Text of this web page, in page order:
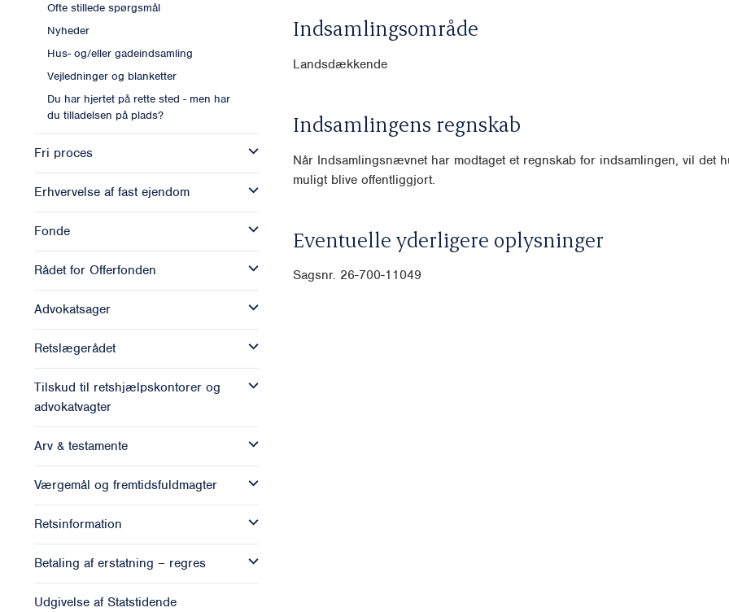
Ofte stillede spørgsmål
Nyheder
Hus- og/eller gadeindsamling
Vejledninger og blanketter
Du har hjertet på rette sted - men har
du tilladelsen på plads?
Fri proces
Erhvervelse af fast ejendom
Fonde
Rådet for Offerfonden
Advokatsager
Retslægerådet
Tilskud til retshjælpskontorer og
advokatvagter
Arv & testamente
Værgemål og fremtidsfuldmagter
Retsinformation
Betaling af erstatning – regres
Udgivelse af Statstidende
Indsamlingsområde
Landsdækkende
Indsamlingens regnskab
Når Indsamlingsnævnet har modtaget et regnskab for indsamlingen, vil det
muligt blive offentliggjort.
Eventuelle yderligere oplysninger
Sagsnr. 26-700-11049